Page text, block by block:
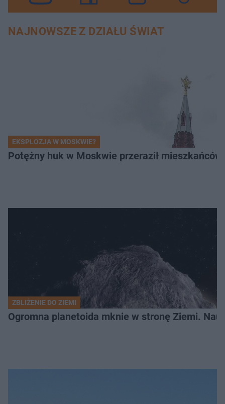
NAJNOWSZE Z DZIAŁU ŚWIAT
EKSPLOZJA W MOSKWIE?
Potężny huk w Moskwie przeraził
ZBLIŻENIE DO ZIEMI
Ogromna planetoida mknie w stronę Ziemi.